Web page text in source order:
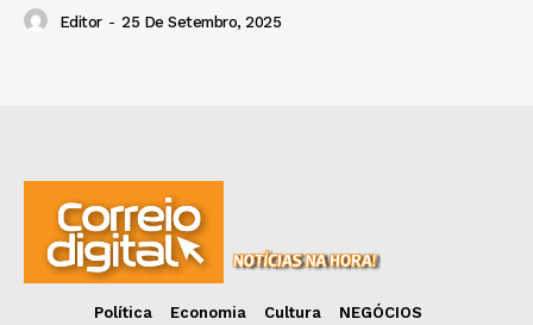
Editor - 25 De Setembro, 2025
Política Economia Cultura
NEGÓCIOS